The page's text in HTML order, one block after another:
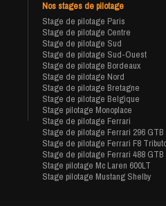
Nos stages de pilotage
Stage de pilotage Paris
Stage de pilotage Centre
Stage de pilotage Sud
Stage de pilotage Sud-Ouest
Stage de pilotage Bordeaux
Stage de pilotage Nord
Stage de pilotage Bretagne
Stage de pilotage Belgique
Stage pilotage Monoplace
Stage de pilotage Ferrari
Stage de pilotage Ferrari 296 GTB
Stage de pilotage Ferrari F8
Stage de pilotage Ferrari 488 GTB
Stage pilotage Mc Laren 600LT
Stage pilotage Mustang Shelby